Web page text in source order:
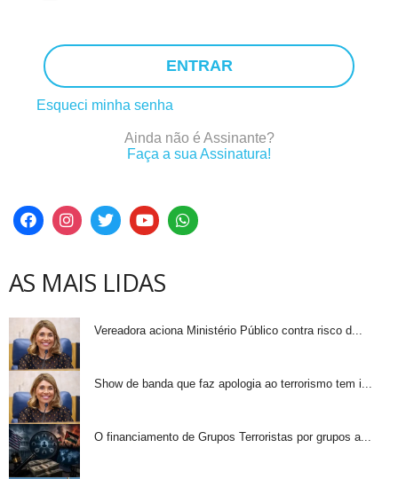
ENTRAR
Esqueci minha senha
Ainda não é Assinante?
Faça a sua Assinatura!
AS MAIS LIDAS
Vereadora aciona Ministério Público contra risco d...
Show de banda que faz apologia ao terrorismo tem i...
O financiamento de Grupos Terroristas por grupos a...